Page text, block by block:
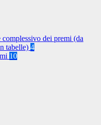
dei premi (da
tabelle) 4
10